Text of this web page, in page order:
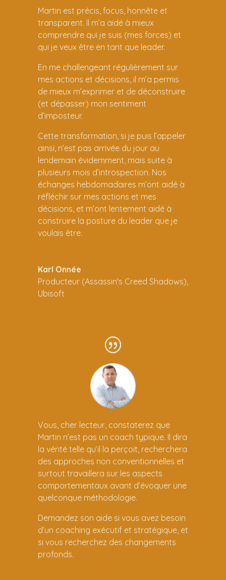
Martin est précis, focus, honnête et
transparent. Il m’a aidé à mieux
comprendre qui je suis (mes forces) et
qui je veux être en tant que leader.
En me challengeant régulièrement sur
mes actions et décisions, il m’a permis
de mieux m’exprimer et de déconstruire
(et dépasser) mon sentiment
d’imposteur.
Cette transformation, si je puis l’appeler
ainsi, n’est pas arrivée du jour au
lendemain évidemment, mais suite à
plusieurs mois d’introspection. Nos
échanges hebdomadaires m’ont aidé à
réfléchir sur mes actions et mes
décisions, et m’ont lentement aidé à
construire la posture du leader que je
voulais être.
Karl Onnée
Producteur (Assassin's Creed Shadows)
Ubisoft
Vous, cher lecteur, constaterez que
Martin n’est pas un coach typique. Il dira
la vérité telle qu’il la perçoit, recherchera
des approches non conventionnelles et
surtout travaillera sur les aspects
comportementaux avant d’évoquer une
quelconque méthodologie.
Demandez son aide si vous avez besoin
d’un coaching exécutif et stratégique, et
si vous recherchez des changements
profonds.